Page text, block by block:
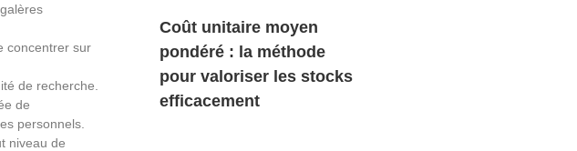
concentrer sur
de recherche.
de
personnels.
niveau de
Coût unitaire moyen
pondéré : la méthode
pour valoriser les stocks
efficacement